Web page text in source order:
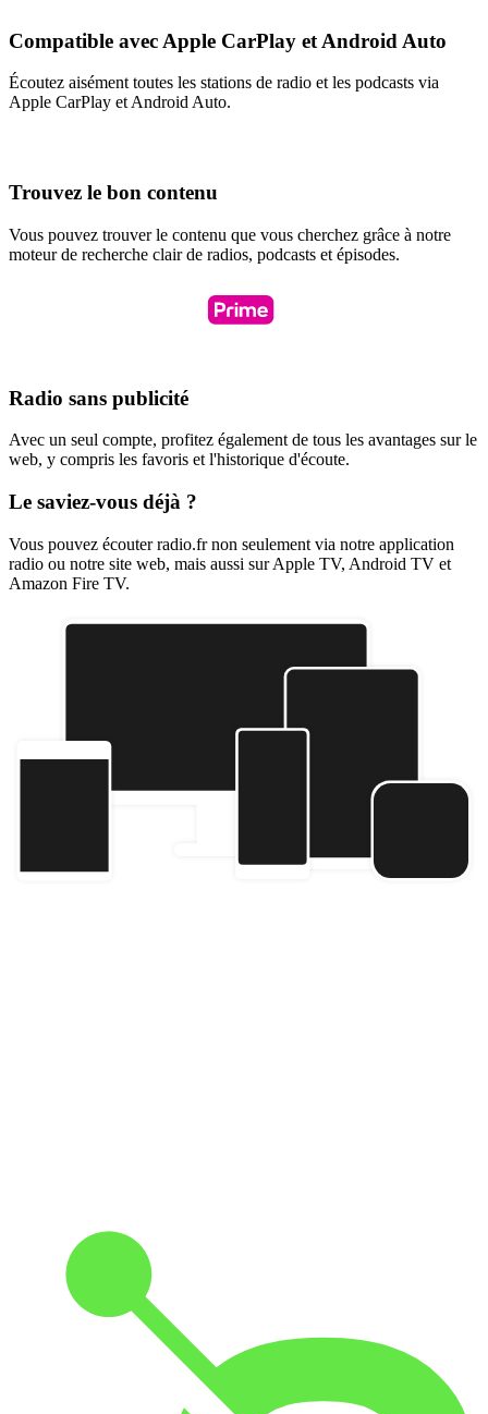
Compatible avec Apple CarPlay et Android Auto
Écoutez aisément toutes les stations de radio et les podcasts via
Apple CarPlay et Android Auto.
Trouvez le bon contenu
Vous pouvez trouver le contenu que vous cherchez grâce à notre
moteur de recherche clair de radios, podcasts et épisodes.
Radio sans publicité
Avec un seul compte, profitez également de tous les avantages sur le
web, y compris les favoris et l'historique d'écoute.
Le saviez-vous déjà ?
Vous pouvez écouter radio.fr non seulement via notre application
radio ou notre site web, mais aussi sur Apple TV, Android TV et
Amazon Fire TV.